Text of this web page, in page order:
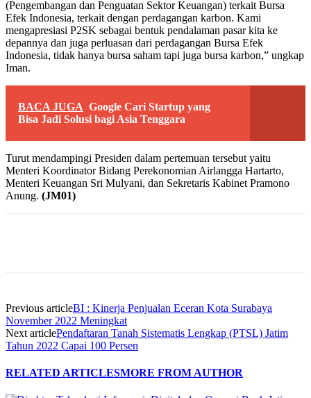
(Pengembangan dan Penguatan Sektor Keuangan) terkait Bursa
Efek Indonesia, terkait dengan perdagangan karbon. Kami
mengapresiasi P2SK sebagai bentuk pendalaman pasar kita ke
depannya dan juga perluasan dari perdagangan Bursa Efek
Indonesia, tidak hanya bursa saham tapi juga bursa karbon,” ungkap
Iman.
BACA JUGA Google Cari Startup yang
Bisa Jadi Solusi bagi Asia Tenggara
Turut mendampingi Presiden dalam pertemuan tersebut yaitu
Menteri Koordinator Bidang Perekonomian Airlangga Hartarto,
Menteri Keuangan Sri Mulyani, dan Sekretaris Kabinet Pramono
Anung. (JM01)
Previous articleBI : Kinerja Penjualan Eceran Kota Surabaya
November 2022 Meningkat
Next articlePendaftaran Tanah Sistematis Lengkap (PTSL) Jatim
Tahun 2022 Capai 100 Persen
RELATED ARTICLESMORE FROM AUTHOR